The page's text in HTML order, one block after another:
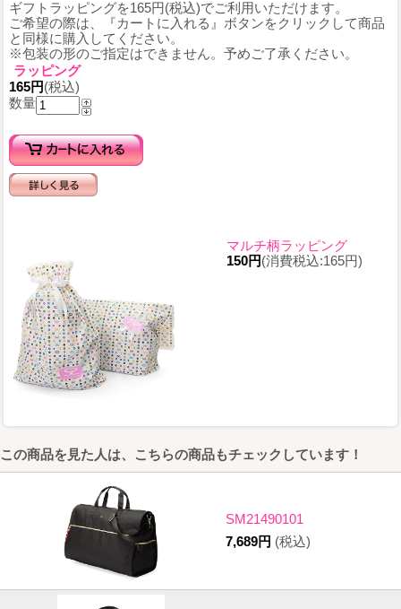
ギフトラッピングを165円(税込)でご利用いただけます。
ご希望の際は、『カートに入れる』ボタンをクリックして商品
と同様に購入してください。
※包装の形のご指定はできません。予めご了承ください。
ラッピング
165円(税込)
数量
マルチ柄ラッピング
150円(消費税込:165円)
この商品を見た人は、こちらの商品もチェックしています！
SM21490101
7,689円 (税込)